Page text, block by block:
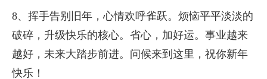
8、挥手告别旧年，心情欢呼雀跃。烦恼平平淡淡的
破碎，升级快乐的核心。省心，加好运。事业越来
越好，未来大踏步前进。问候来到这里，祝你新年
快乐！